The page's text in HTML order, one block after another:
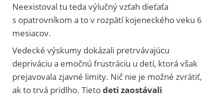
Neexistoval tu teda výlučný vzťah dieťaťa
s opatrovníkom a to v rozpätí kojeneckého veku 6
mesiacov.
Vedecké výskumy dokázali pretrvávajúcu
depriváciu a emočnú frustráciu u detí, ktorá však
prejavovala zjavné limity. Nič nie je možné zvrátiť,
ak to trvá pridlho. Tietodeti zaostávali